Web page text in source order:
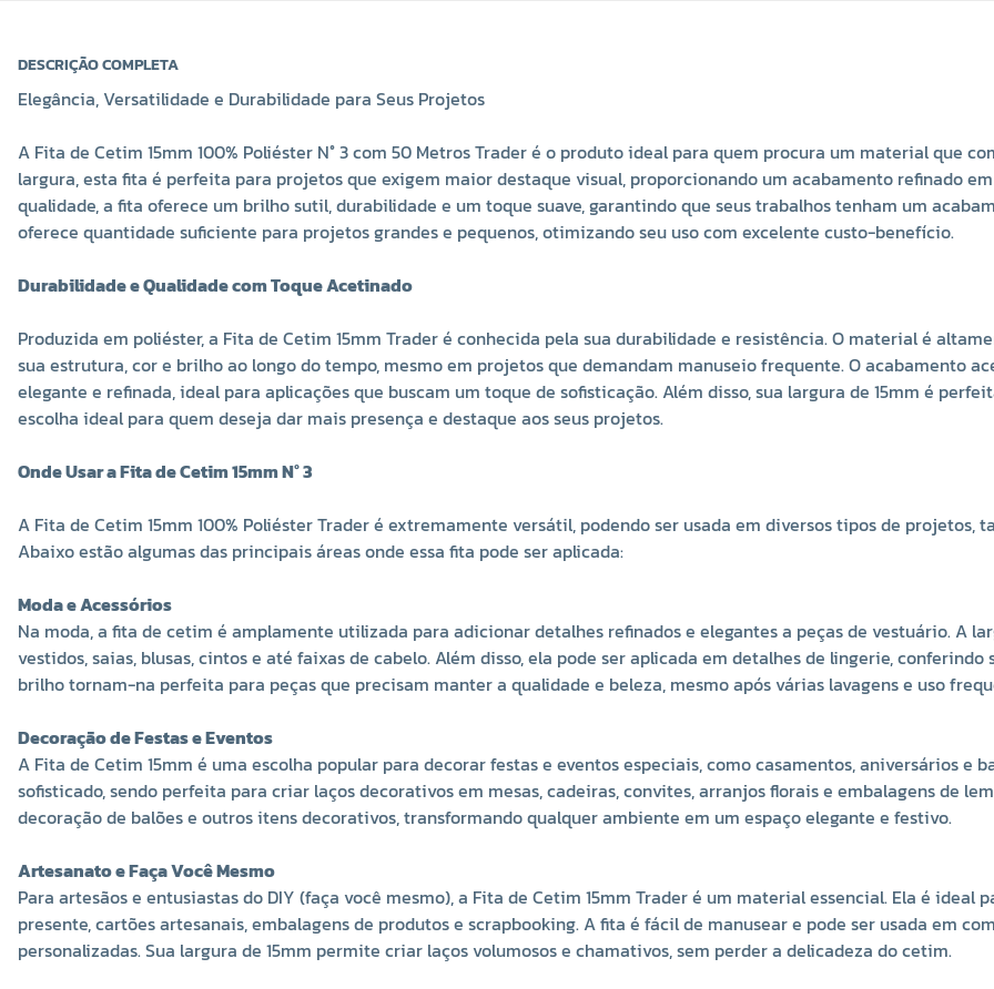
COR 0051
R$ 17,00 UNIDADE
- +
COR 0055
R$ 17,00 UNIDADE
- +
COR 0058
R$ 17,00 UNIDADE
- +
COR 0060
R$ 17,00 UNIDADE
- +
COR 0061
R$ 17,00 UNIDADE
- +
COR
R$
-
R$ 17,00 UNIDADE
R$ 17,00 UNIDADE
R$ 17,00 UNIDADE
R$ 17,00 UNIDADE
R$ 17,00 UNIDADE
R$
DESCRIÇÃO COMPLETA
Elegância, Versatilidade e Durabilidade para Seus Projetos
A Fita de Cetim 15mm 100% Poliéster N° 3 com 50 Metros Trader é o produto ideal para quem procura um material que
largura, esta fita é perfeita para projetos que exigem maior destaque visual, proporcionando um acabamento refinado
qualidade, a fita oferece um brilho sutil, durabilidade e um toque suave, garantindo que seus trabalhos tenham um
oferece quantidade suficiente para projetos grandes e pequenos, otimizando seu uso com excelente custo-benefício.
Durabilidade e Qualidade com Toque Acetinado
Produzida em poliéster, a Fita de Cetim 15mm Trader é conhecida pela sua durabilidade e resistência. O material é
sua estrutura, cor e brilho ao longo do tempo, mesmo em projetos que demandam manuseio frequente. O acabamento
elegante e refinada, ideal para aplicações que buscam um toque de sofisticação. Além disso, sua largura de 15mm é
escolha ideal para quem deseja dar mais presença e destaque aos seus projetos.
Onde Usar a Fita de Cetim 15mm N° 3
A Fita de Cetim 15mm 100% Poliéster Trader é extremamente versátil, podendo ser usada em diversos tipos de
Abaixo estão algumas das principais áreas onde essa fita pode ser aplicada:
Moda e Acessórios
Na moda, a fita de cetim é amplamente utilizada para adicionar detalhes refinados e elegantes a peças de vestuário. A
vestidos, saias, blusas, cintos e até faixas de cabelo. Além disso, ela pode ser aplicada em detalhes de lingerie,
brilho tornam-na perfeita para peças que precisam manter a qualidade e beleza, mesmo após várias lavagens e uso
Decoração de Festas e Eventos
A Fita de Cetim 15mm é uma escolha popular para decorar festas e eventos especiais, como casamentos, aniversários e
sofisticado, sendo perfeita para criar laços decorativos em mesas, cadeiras, convites, arranjos florais e embalagens de
decoração de balões e outros itens decorativos, transformando qualquer ambiente em um espaço elegante e festivo.
Artesanato e Faça Você Mesmo
Para artesãos e entusiastas do DIY (faça você mesmo), a Fita de Cetim 15mm Trader é um material essencial. Ela é
presente, cartões artesanais, embalagens de produtos e scrapbooking. A fita é fácil de manusear e pode ser usada em
personalizadas. Sua largura de 15mm permite criar laços volumosos e chamativos, sem perder a delicadeza do cetim.